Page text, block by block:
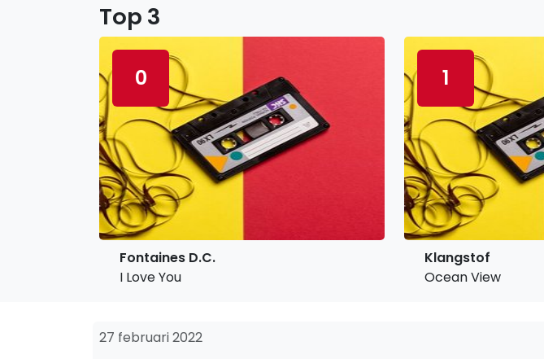
Top 3
0
Fontaines D.C.
I Love You
1
Klangstof
Ocean View
27 februari 2022